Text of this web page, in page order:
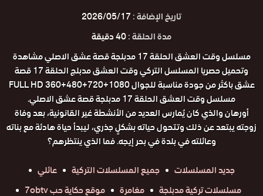
تاريخ الإضافة :2026/05/17
مدة الحلقة :40 دقيقة
مسلسل وقت العشق الحلقة 17 مدبلجة قصة عشق الاصلي مشاهدة
وتحميل حصريا المسلسل التركي وقت العشق مدبلج الحلقة 17 قصة
عشق باكثر من جودة مناسبة للجوال 1080+720+480+360 FULL HD
مسلسل وقت العشق الحلقة 17 مدبلجة قصة عشق الاصلي.
أورهان والذي كان يُمارس العديد من الأنشطة غير القانونية، بعد وفاة
زوجته يبتعد عن ذلك وتتحول حياته بشكلٍ جذري، ليبدأ حياة هادئة مع بناته
وعائلته في بلدة في بحر إيجه. فما الذي ينتظرهم؟
جديد المسلسلات
جميع المسلسلات التركية
عائلي
مسلسلات تركية مدبلجة
مغامرة موقع حكاية حب 7obtv